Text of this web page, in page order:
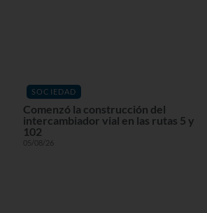
SOCIEDAD
Comenzó la construcción del
intercambiador vial en las rutas 5 y
102
05/08/26